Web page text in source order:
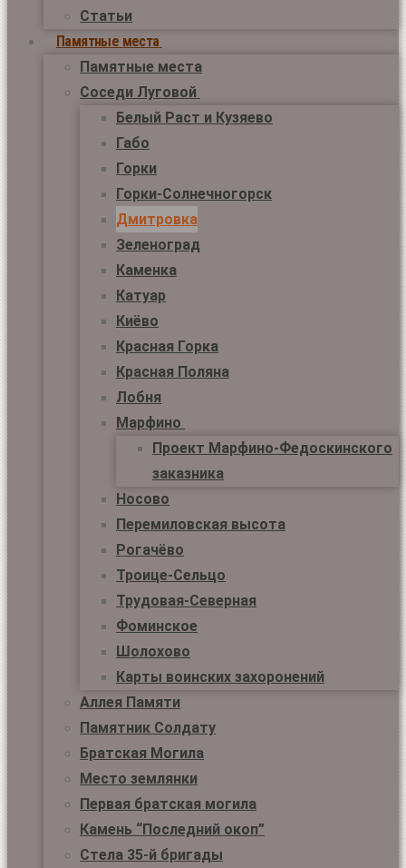
Статьи
Памятные места
Памятные места
Соседи Луговой
Белый Раст и Кузяево
Габо
Горки
Горки-Солнечногорск
Дмитровка
Зеленоград
Каменка
Катуар
Киёво
Красная Горка
Красная Поляна
Лобня
Марфино
Проект Марфино-Федоскинского
заказника
Носово
Перемиловская высота
Рогачёво
Троице-Сельцо
Трудовая-Северная
Фоминское
Шолохово
Карты воинских захоронений
Аллея Памяти
Памятник Солдату
Братская Могила
Место землянки
Первая братская могила
Камень “Последний окоп”
Стела 35-й бригады